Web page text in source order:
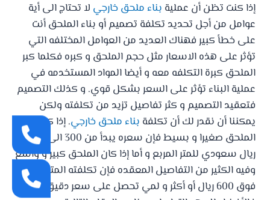
إذا كنت تظن أن عملية بناء ملحق خارجي لا تحتاج الى أية
عوامل من أجل تحديد تكلفة تصميم أو بناء الملحق أنت
على خطأ كبير فهناك العديد من العوامل المختلفه التي
تؤثر على هذه الاسعار مثل حجم الملحق و كبره فكلما كبر
الملحق كبرة التكلفه معه و أيضا المواد المستخدمه في
عملية البناء تؤثر على السعر بشكل قوي. و كذلك التصميم
فتعقيد التصميم و كثر تفاصيل تزيد من تكلفته ولكن
يمكننا أن نقدر لك أن تكلفة بناء ملحق خارجي. إذا كان
الملحق صغيرا و بسيط فإن سعره يبدأ من 300 الى 500
ريال سعودي للمتر المربع و أما إذا كان الملحق كبير و واسع
وفيه الكثير من التفاصيل المعقده فإن تكلفته المتر من
فوق 600 ريال أو أكثر و لمي تحصل على سعر دقيق